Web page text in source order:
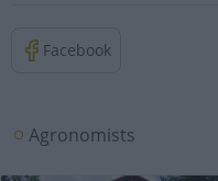
Facebook
Agronomists